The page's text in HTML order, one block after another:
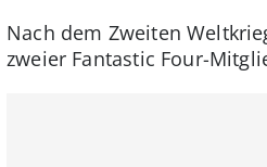
Nach dem Zweiten
zweier Fantastic Four-